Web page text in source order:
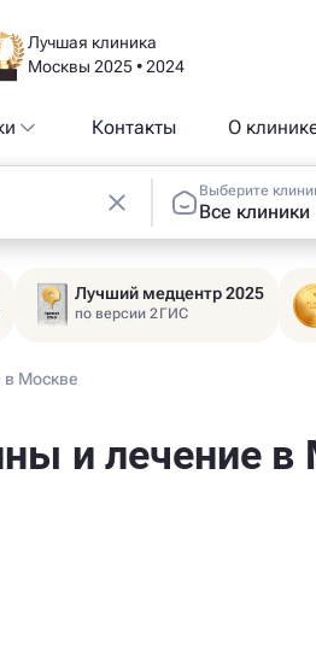
Лучшая клиника
Москвы 2025 • 2024
Контакты О
Выберите
Все клиники
Лучший медцентр 2025
по версии 2ГИС
в Москве
и лечение